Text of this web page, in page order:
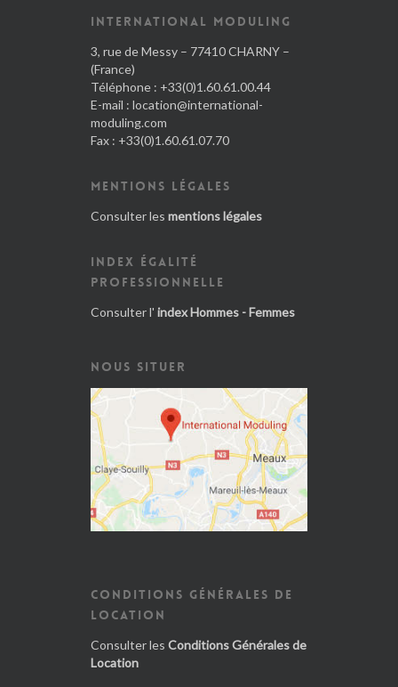
INTERNATIONAL MODULING
3, rue de Messy – 77410 CHARNY –
(France)
Téléphone : +33(0)1.60.61.00.44
E-mail : location@international-
moduling.com
Fax : +33(0)1.60.61.07.70
MENTIONS LÉGALES
Consulter les mentions légales
INDEX ÉGALITÉ
PROFESSIONNELLE
Consulter l' index Hommes - Femmes
NOUS SITUER
CONDITIONS GÉNÉRALES DE
LOCATION
Consulter les Conditions Générales de
Location